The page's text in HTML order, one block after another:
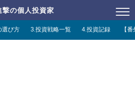
撃の個人投資家
選び方 3.投資戦略一覧 4.投資記録 【